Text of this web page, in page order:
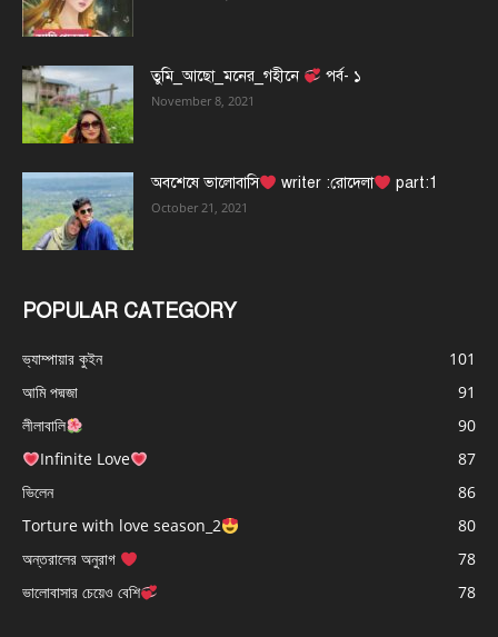
তুমি_আছো_মনের_গহীনে পর্ব- ১
November 8, 2021
অবশেষে ভালোবাসি writer :রোদেলা part:1
October 21, 2021
POPULAR CATEGORY
ভ্যাম্পায়ার কুইন
101
আমি পদ্মজা
91
লীলাবালি
90
Infinite Love
87
ভিলেন
86
Torture with love season_2
80
অন্তরালের অনুরাগ
78
ভালোবাসার চেয়েও বেশি
78